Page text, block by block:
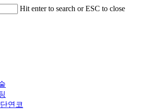
Hit enter to search or ESC to close
연코